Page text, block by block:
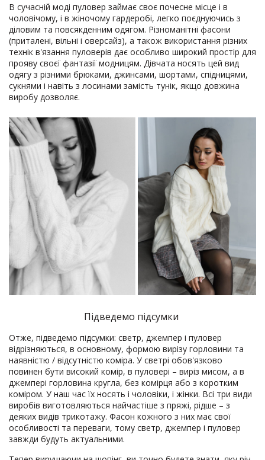
В сучасній моді пуловер займає своє почесне місце і в
чоловічому, і в жіночому гардеробі, легко поєднуючись з
діловим та повсякденним одягом. Різноманітні фасони
(приталені, вільні і оверсайз), а також використання різних
технік в'язання пуловерів дає особливо широкий простір для
прояву своєї фантазії модницям. Дівчата носять цей вид
одягу з різними брюками, джинсами, шортами, спідницями,
сукнями і навіть з лосинами замість тунік, якщо довжина
виробу дозволяє.
Підведемо підсумки
Отже, підведемо підсумки: светр, джемпер і пуловер
відрізняються, в основному, формою вирізу горловини та
наявністю / відсутністю коміра. У светрі обов'язково
повинен бути високий комір, в пуловері – виріз мисом, а в
джемпері горловина кругла, без комірця або з коротким
коміром. У наш час їх носять і чоловіки, і жінки. Всі три види
виробів виготовляються найчастіше з пряжі, рідше – з
деяких видів трикотажу. Фасон кожного з них має свої
особливості та переваги, тому светр, джемпер і пуловер
завжди будуть актуальними.